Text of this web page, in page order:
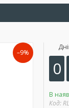
–9%
0
В
Код: